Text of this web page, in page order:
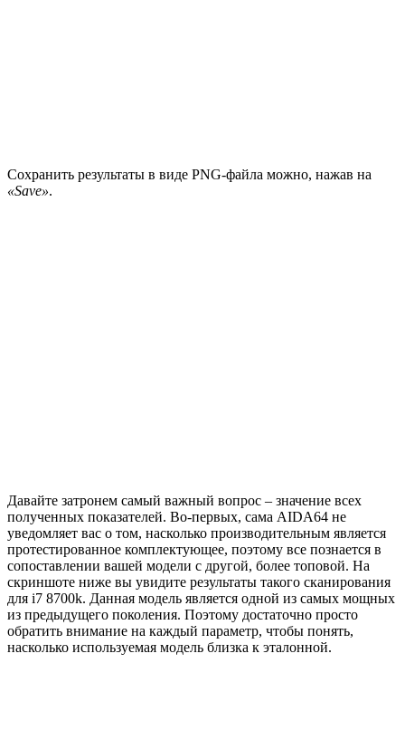
Сохранить результаты в виде PNG-файла можно, нажав на
«Save».
Давайте затронем самый важный вопрос – значение всех
полученных показателей. Во-первых, сама AIDA64 не
уведомляет вас о том, насколько производительным является
протестированное комплектующее, поэтому все познается в
сопоставлении вашей модели с другой, более топовой. На
скриншоте ниже вы увидите результаты такого сканирования
для i7 8700k. Данная модель является одной из самых мощных
из предыдущего поколения. Поэтому достаточно просто
обратить внимание на каждый параметр, чтобы понять,
насколько используемая модель близка к эталонной.